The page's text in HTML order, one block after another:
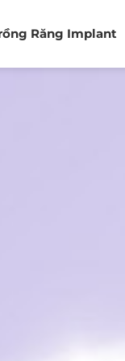
Răng Implant